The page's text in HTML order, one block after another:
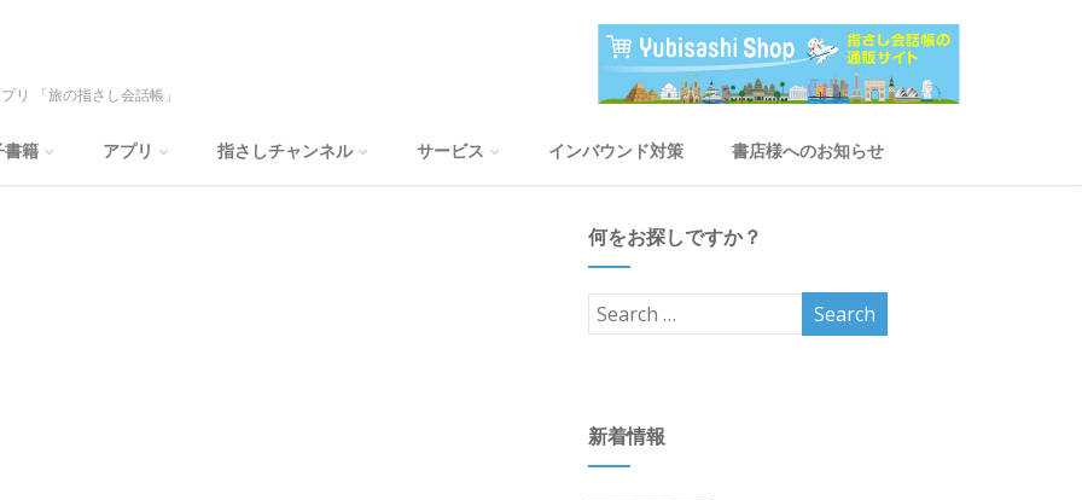
リ 「旅の指さし会話帳」
書籍 アプリ 指さしチャンネル サービス インバウンド対策 書店様へのお知らせ
何をお探しですか？
新着情報